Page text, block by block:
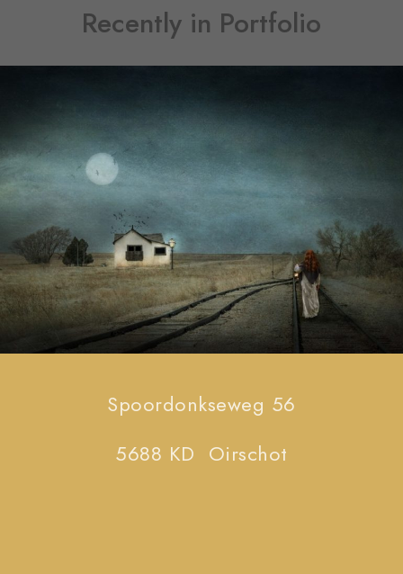
Recently in Portfolio
Spoordonkseweg 56
5688 KD Oirschot